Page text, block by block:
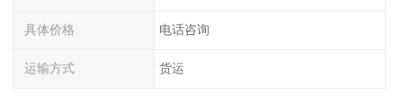
具体价格 电话咨询
运输方式 货运